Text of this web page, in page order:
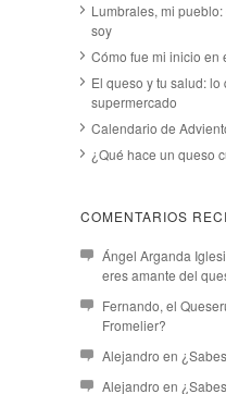
Lumbrales, mi
soy
Cómo fue mi inicio en
El queso y tu salud:
supermercado
Calendario de
¿Qué hace un queso
COMENTARIOS
Ángel Arganda
eres amante del
Fernando, el
Fromelier?
Alejandro en
Alejandro en